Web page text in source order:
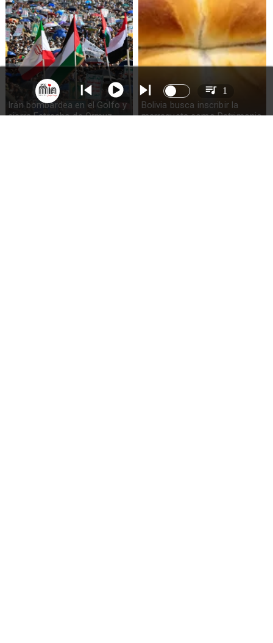
Irán bombardea en el Golfo y
cierra Estrecho de Ormuz
Bolivia busca inscribir la
marraqueta como Patrimonio
1